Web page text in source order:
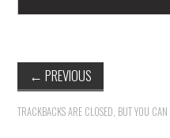
← PREVIOUS
TRACKBACKS ARE CLOSED, BUT YOU CAN